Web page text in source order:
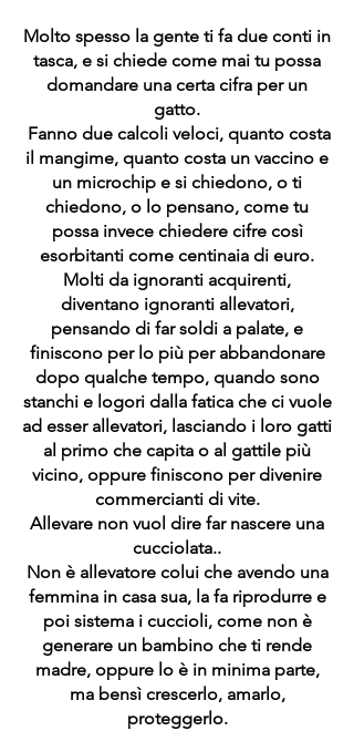
Molto spesso la gente ti fa due conti in
tasca, e si chiede come mai tu possa
domandare una certa cifra per un
gatto.
Fanno due calcoli veloci, quanto costa
il mangime, quanto costa un vaccino e
un microchip e si chiedono, o ti
chiedono, o lo pensano, come tu
possa invece chiedere cifre così
esorbitanti come centinaia di euro.
Molti da ignoranti acquirenti,
diventano ignoranti allevatori,
pensando di far soldi a palate, e
finiscono per lo più per abbandonare
dopo qualche tempo, quando sono
stanchi e logori dalla fatica che ci vuole
ad esser allevatori, lasciando i loro gatti
al primo che capita o al gattile più
vicino, oppure finiscono per divenire
commercianti di vite.
Allevare non vuol dire far nascere una
cucciolata..
Non è allevatore colui che avendo una
femmina in casa sua, la fa riprodurre e
poi sistema i cuccioli, come non è
generare un bambino che ti rende
madre, oppure lo è in minima parte,
ma bensì crescerlo, amarlo,
proteggerlo.